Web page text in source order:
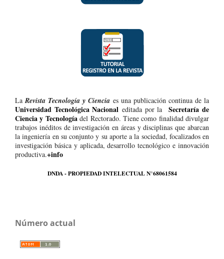
LaRevista Tecnología y Ciencia es una publicación continua de la
Universidad Tecnológica Nacional editada por laSecretaría de
Ciencia y Tecnología del Rectorado. Tiene como finalidad divulgar
trabajos inéditos de investigación en áreas y disciplinas que abarcan
la ingeniería en su conjunto y su aporte a la sociedad, focalizados en
investigación básica y aplicada, desarrollo tecnológico e innovación
productiva.+info
DNDA - PROPIEDAD INTELECTUAL N°68061584
Número actual